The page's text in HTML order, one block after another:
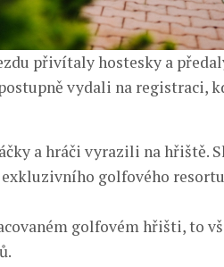
přivítaly hostesky a
vydali na registraci,
a hráči vyrazili na hřiště.
golfového resortu,
golfovém hřišti, to